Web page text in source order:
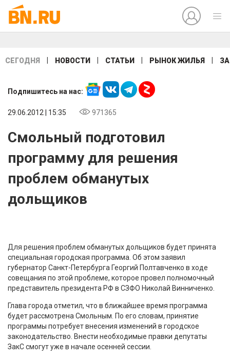
СЕГОДНЯ НОВОСТИ СТАТЬИ РЫНОК ЖИЛЬЯ
Подпишитесь на нас:
29.06.2012 | 15:35 971365
Смольный подготовил
программу для решения
проблем обманутых
дольщиков
Для решения проблем обманутых дольщиков будет принята
специальная городская программа. Об этом заявил
губернатор Санкт-Петербурга Георгий Полтавченко в ходе
совещания по этой проблеме, которое провел полномочный
представитель президента РФ в СЗФО Николай Винниченко.
Глава города отметил, что в ближайшее время программа
будет рассмотрена Смольным. По его словам, принятие
программы потребует внесения изменений в городское
законодательство. Внести необходимые правки депутаты
ЗакС смогут уже в начале осенней сессии.